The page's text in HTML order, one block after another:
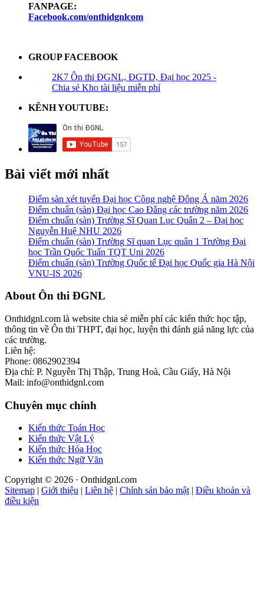
FANPAGE:
Facebook.com/onthidgnlcom
GROUP FACEBOOK
2K7 Ôn thi ĐGNL, ĐGTD, Đại học 2025 -
Chia sẻ Kho tài liệu miễn phí
KÊNH YOUTUBE:
Bài viết mới nhất
Điểm sàn xét tuyển Đại học Công nghệ Đông Á năm 2026
Điểm chuẩn (sàn) Đại học Cao Đẳng các trường năm 2026
Điểm chuẩn (sàn) Trường Sĩ Quan Lục Quân 2 – Đại học
Nguyễn Huệ NHU 2026
Điểm chuẩn (sàn) Trường Sĩ quan Lục quân 1 Trường Đại
học Trần Quốc Tuấn TQT Uni 2026
Điểm chuẩn (sàn) Trường Quốc tế Đại học Quốc gia Hà Nội
VNU-IS 2026
Footer
About Ôn thi ĐGNL
Onthidgnl.com là website chia sẻ miễn phí các kiến thức học tập,
thông tin về Ôn thi THPT, đại học, luyện thi đánh giá năng lực của
các trường.
Liên hệ:
Phone: 0862902394
Địa chỉ: P. Nguyễn Thị Thập, Trung Hoà, Cầu Giấy, Hà Nội
Mail: info@onthidgnl.com
Chuyên mục chính
Kiến thức Toán Học
Kiến thức Vật Lý
Kiến thức Hóa Học
Kiến thức Ngữ Văn
Copyright © 2026 · Onthidgnl.com
Sitemap
Giới thiệu Liên hệ Chính sản bảo mật| Điều khoản và
điều kiện